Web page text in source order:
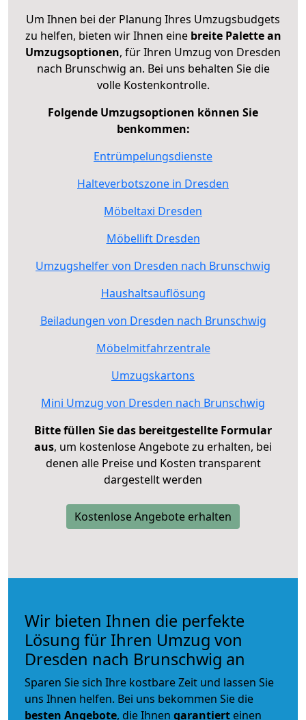
Um Ihnen bei der Planung Ihres Umzugsbudgets
zu helfen, bieten wir Ihnen eine breite Palette an
Umzugsoptionen, für Ihren Umzug von Dresden
nach Brunschwig an. Bei uns behalten Sie die
volle Kostenkontrolle.
Folgende Umzugsoptionen können Sie
benkommen:
Entrümpelungsdienste
Halteverbotszone in Dresden
Möbeltaxi Dresden
Möbellift Dresden
Umzugshelfer von Dresden nach Brunschwig
Haushaltsauflösung
Beiladungen von Dresden nach Brunschwig
Möbelmitfahrzentrale
Umzugskartons
Mini Umzug von Dresden nach Brunschwig
Bitte füllen Sie das bereitgestellte Formular
aus, um kostenlose Angebote zu erhalten, bei
denen alle Preise und Kosten transparent
dargestellt werden
Kostenlose Angebote erhalten
Wir bieten Ihnen die perfekte
Lösung für Ihren Umzug von
Dresden nach Brunschwig an
Sparen Sie sich Ihre kostbare Zeit und lassen Sie
uns Ihnen helfen. Bei uns bekommen Sie die
besten Angebote, die Ihnen garantiert einen